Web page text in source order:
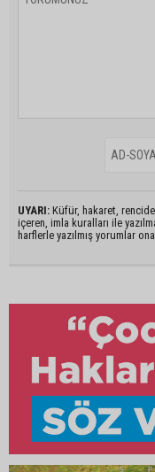
UYARI: Küfür, hakaret,
içeren, imla kuralları ile
harflerle yazılmış yorumlar